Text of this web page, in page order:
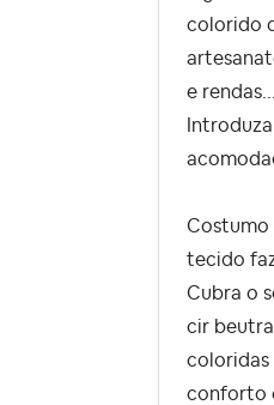
colorido
e rendas...
Costumo
tecido
Cubra o
cir
coloridas
conforto